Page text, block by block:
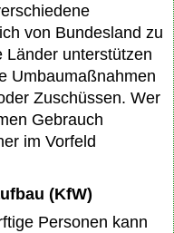
von Bundesland zu
Länder unterstützen
Umbaumaßnahmen
Zuschüssen. Wer
Gebrauch
im Vorfeld
(KfW)
Personen kann